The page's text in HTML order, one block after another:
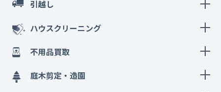
引越し
ハウスクリーニング
不用品買取
庭木剪定・造園